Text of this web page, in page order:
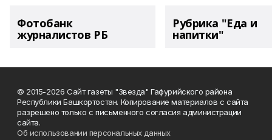
Фотобанк
журналистов РБ
Рубрика "Еда и
напитки"
© 2015-2026 Сайт газеты "Звезда" Гафурийского района
Республики Башкортостан. Копирование материалов с сайта
разрешено только с письменного согласия администрации
сайта.
Об использовании персональных данных